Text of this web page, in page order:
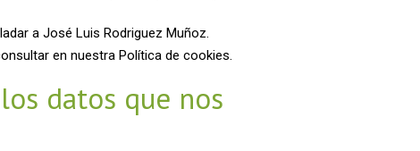
a José Luis Rodriguez Muñoz.
en nuestra Política de cookies.
datos que nos